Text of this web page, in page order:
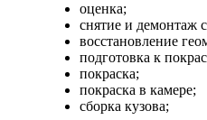
оценка;
снятие и демонтаж
восстановление
подготовка к
покраска;
покраска в камере;
сборка кузова;